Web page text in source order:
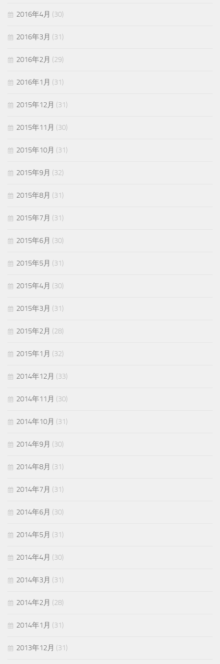
2016年4月 (30)
2016年3月 (31)
2016年2月 (29)
2016年1月 (31)
2015年12月 (31)
2015年11月 (30)
2015年10月 (31)
2015年9月 (32)
2015年8月 (31)
2015年7月 (31)
2015年6月 (30)
2015年5月 (31)
2015年4月 (30)
2015年3月 (31)
2015年2月 (28)
2015年1月 (32)
2014年12月 (33)
2014年11月 (30)
2014年10月 (31)
2014年9月 (30)
2014年8月 (31)
2014年7月 (31)
2014年6月 (30)
2014年5月 (31)
2014年4月 (30)
2014年3月 (31)
2014年2月 (28)
2014年1月 (31)
2013年12月 (31)